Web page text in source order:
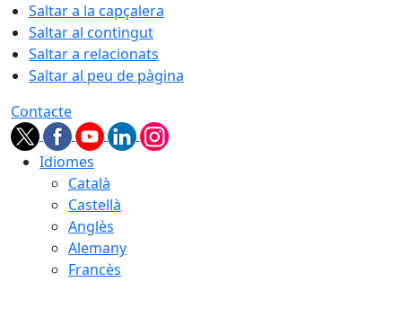
Saltar a la capçalera
Saltar al contingut
Saltar a relacionats
Saltar al peu de pàgina
Contacte
Idiomes
Català
Castellà
Anglès
Alemany
Francès